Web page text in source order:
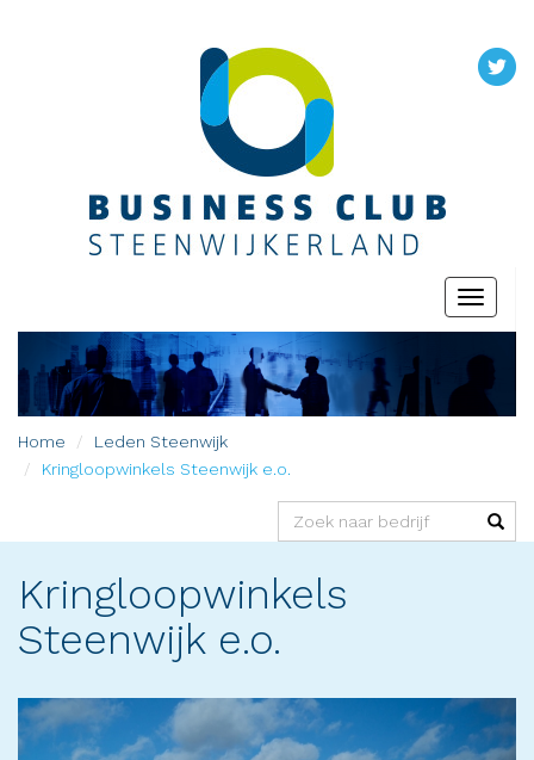
Toggle
Home Leden Steenwijk
Kringloopwinkels Steenwijk e.o.
Kringloopwinkels
Steenwijk e.o.